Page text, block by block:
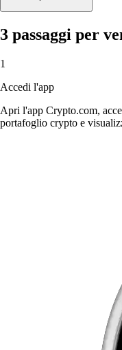
3 passaggi per
1
Accedi l'app
Apri l'app Crypto.com,
portafoglio crypto e